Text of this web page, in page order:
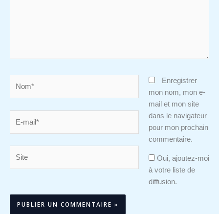
Enregistrer
mon nom, mon e-
mail et mon site
dans le navigateur
pour mon prochain
commentaire.
Oui, ajoutez-moi
à votre liste de
diffusion.